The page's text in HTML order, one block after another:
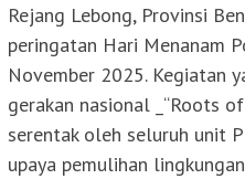
Rejang Lebong, Provinsi
peringatan Hari Menanam
November 2025. Kegiatan
gerakan nasional _“Roots
serentak oleh seluruh unit
upaya pemulihan